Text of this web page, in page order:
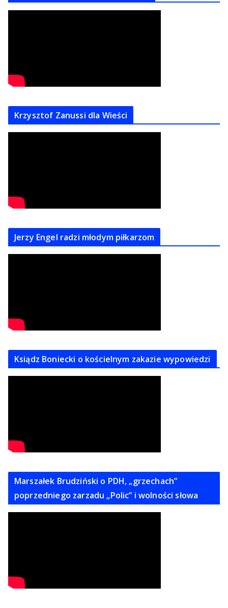
Krzysztof Zanussi dla Wieści
Jerzy Engel radzi młodym piłkarzom
Ksiądz Boniecki o kościelnym zakazie wypowiedzi
Marszałek Brudziński o PDH, „grzechach”
poprzedniego zarzadu „Polic” i wolności słowa